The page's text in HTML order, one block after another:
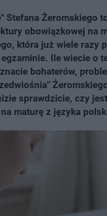
Stefana Żeromskiego
obowiązkowej na
która już wiele razy
Ile wiecie o
bohaterów,
sprawdzicie, czy
maturę z języka